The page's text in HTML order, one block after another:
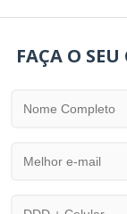
FAÇA O